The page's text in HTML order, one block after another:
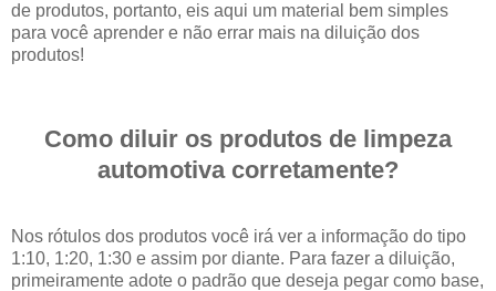
de produtos, portanto, eis aqui um material bem simples
para você aprender e não errar mais na diluição dos
produtos!
Como diluir os produtos de limpeza
automotiva corretamente?
Nos rótulos dos produtos você irá ver a informação do tipo
1:10, 1:20, 1:30 e assim por diante. Para fazer a diluição,
primeiramente adote o padrão que deseja pegar como base,